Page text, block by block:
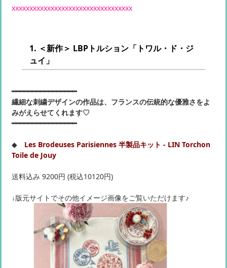
xxxxxxxxxxxxxxxxxxxxxxxxxxxxxxxxxx
1. ＜新作＞ LBPトルション「トワル・ド・ジ
ュイ」
━━━━━━━━━━━━━━━━
繊細な刺繍デザインの作品は、フランスの伝統的な優雅さをよ
みがえらせてくれます♡
━━━━━━━━━━━━━━━━
◆ Les Brodeuses Parisiennes 半製品キット - LIN Torchon
Toile de Jouy
送料込み 9200円 (税込10120円)
↓版元サイトでその他イメージ画像をご覧いただけます♪